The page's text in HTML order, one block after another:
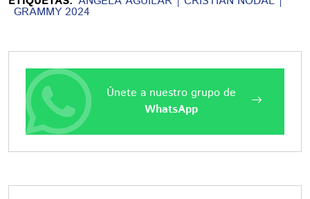
GRAMMY 2024
Únete a nuestro grupo de
WhatsApp